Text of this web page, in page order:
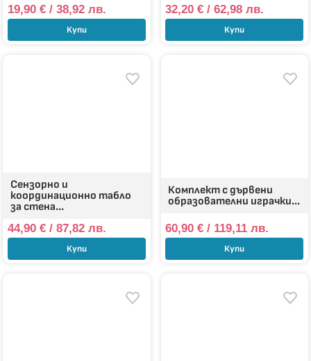
19,90 €/ 38,92 лв.
Купи
32,20 €/ 62,98 лв.
Купи
Сензорно и
координационно табло
за стена...
44,90 €/ 87,82 лв.
Купи
Комплект с дървени
образователни играчки...
60,90 €/ 119,11 лв.
Купи